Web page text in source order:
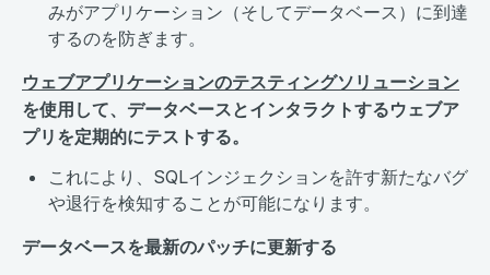
みがアプリケーション（そしてデータベース）に到達
するのを防ぎます。
ウェブアプリケーションのテスティングソリューション
を使用して、データベースとインタラクトするウェブア
プリを定期的にテストする。
これにより、SQLインジェクションを許す新たなバグ
や退行を検知することが可能になります。
データベースを最新のパッチに更新する